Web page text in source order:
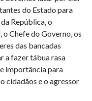
do Estado para
República, o
Chefe do Governo, os
das bancadas
a fazer tábua rasa
importância para
cidadãos e o agressor